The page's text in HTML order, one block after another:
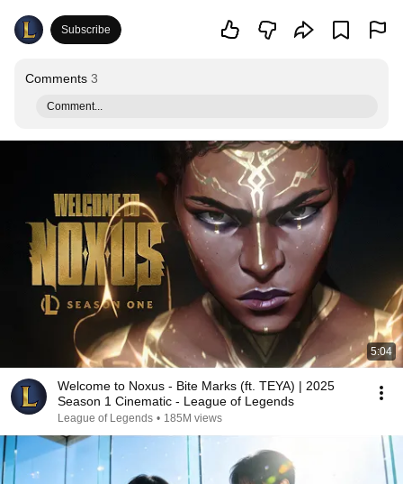
Subscribe
Comments 3
Comment...
5:04
Welcome to Noxus - Bite Marks (ft. TEYA) | 2025
Season 1 Cinematic - League of Legends
League of Legends • 185M views